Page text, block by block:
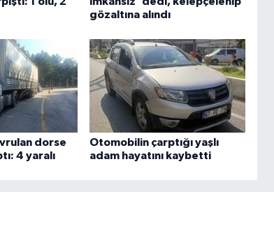
gözaltına alındı
dorse
4 yaralı
Otomobilin çarptığı yaşlı
adam hayatını kaybetti